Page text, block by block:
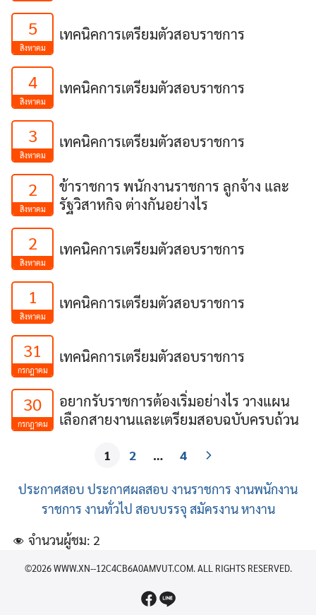
5
สิงหาคม
เทคนิคการเตรียมตัวสอบราชการ
4
สิงหาคม
เทคนิคการเตรียมตัวสอบราชการ
3
สิงหาคม
เทคนิคการเตรียมตัวสอบราชการ
2
สิงหาคม
ข้าราชการ พนักงานราชการ ลูกจ้าง และ
รัฐวิสาหกิจ ต่างกันอย่างไร
2
สิงหาคม
เทคนิคการเตรียมตัวสอบราชการ
1
สิงหาคม
เทคนิคการเตรียมตัวสอบราชการ
31
กรกฎาคม
เทคนิคการเตรียมตัวสอบราชการ
30
กรกฎาคม
อยากรับราชการต้องเริ่มอย่างไร วางแผน
เลือกสายงานและเตรียมสอบฉบับครบถ้วน
1 2 … 4
ประกาศสอบ ประกาศผลสอบ งานราชการ งานพนักงาน
ราชการ งานทั่วไป สอบบรรจุ สมัครงานหางาน
จำนวนผู้ชม: 2
©2026 WWW.XN--12C4CB6A0AMVUT.COM. ALL RIGHTS RESERVED.